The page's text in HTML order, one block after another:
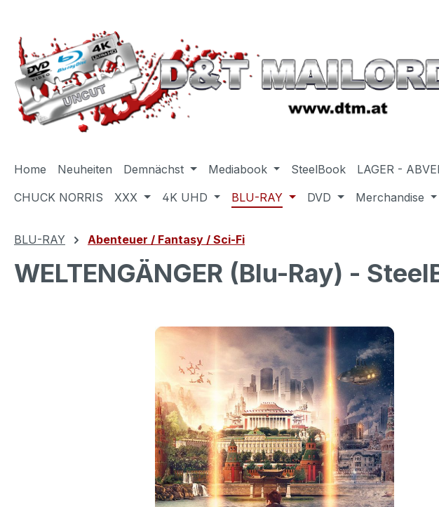
Home Neuheiten Demnächst Mediabook SteelBook LAGER -
CHUCK NORRIS
XXX 4K UHD BLU-RAY DVD Merchandise
BLU-RAY Abenteuer / Fantasy / Sci-Fi
WELTENGÄNGER (Blu-Ray) -